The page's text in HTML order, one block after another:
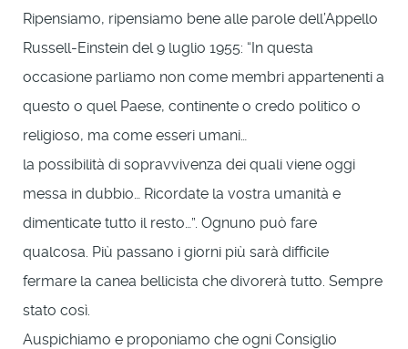
Ripensiamo, ripensiamo bene alle parole dell’Appello
Russell-Einstein del 9 luglio 1955: “In questa
occasione parliamo non come membri appartenenti a
questo o quel Paese, continente o credo politico o
religioso, ma come esseri umani…
la possibilità di sopravvivenza dei quali viene oggi
messa in dubbio… Ricordate la vostra umanità e
dimenticate tutto il resto…”. Ognuno può fare
qualcosa. Più passano i giorni più sarà difficile
fermare la canea bellicista che divorerà tutto. Sempre
stato così.
Auspichiamo e proponiamo che ogni Consiglio